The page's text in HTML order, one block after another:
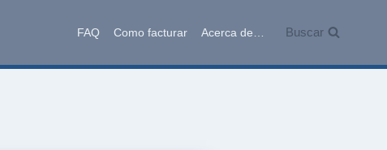
FAQ Como facturar Acerca de… Buscar